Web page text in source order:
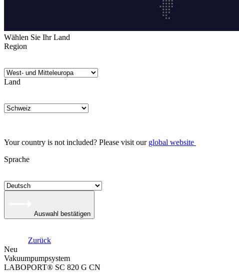
Wählen Sie Ihr Land
Region
Land
Your country is not included? Please visit our global website
Sprache
Auswahl bestätigen
Zurück
Neu
Vakuumpumpsystem
LABOPORT® SC 820 G CN